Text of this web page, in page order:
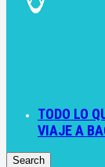
TODO LO
VIAJE A
Search